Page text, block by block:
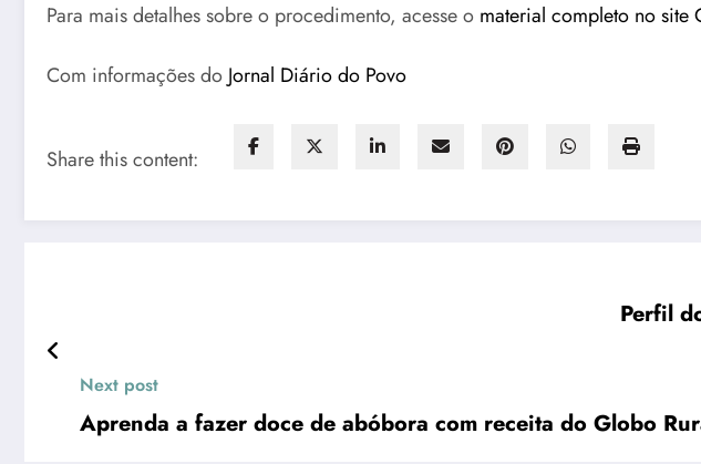
Para mais detalhes sobre o procedimento, acesse o material completo no site
Com informações do Jornal Diário do Povo
Share this content:
Perfil
Next post
Aprenda a fazer doce de abóbora com receita do Globo